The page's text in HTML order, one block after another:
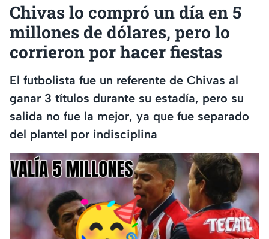
Chivas lo compró un día en 5
millones de dólares, pero lo
corrieron por hacer fiestas
El futbolista fue un referente de Chivas al
ganar 3 títulos durante su estadía, pero su
salida no fue la mejor, ya que fue separado
del plantel por indisciplina